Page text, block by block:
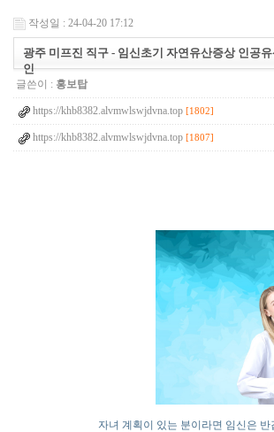
작성일 : 24-04-20 17:12
광주 미­프진 직구 - 임신초기 자연유산증상 인공
인
글쓴이 : 홍보탑
https://khb8382.alvmwlswjdvna.top [1802]
https://khb8382.alvmwlswjdvna.top [1807]
자녀 계획이 있는 분이라면 임신은